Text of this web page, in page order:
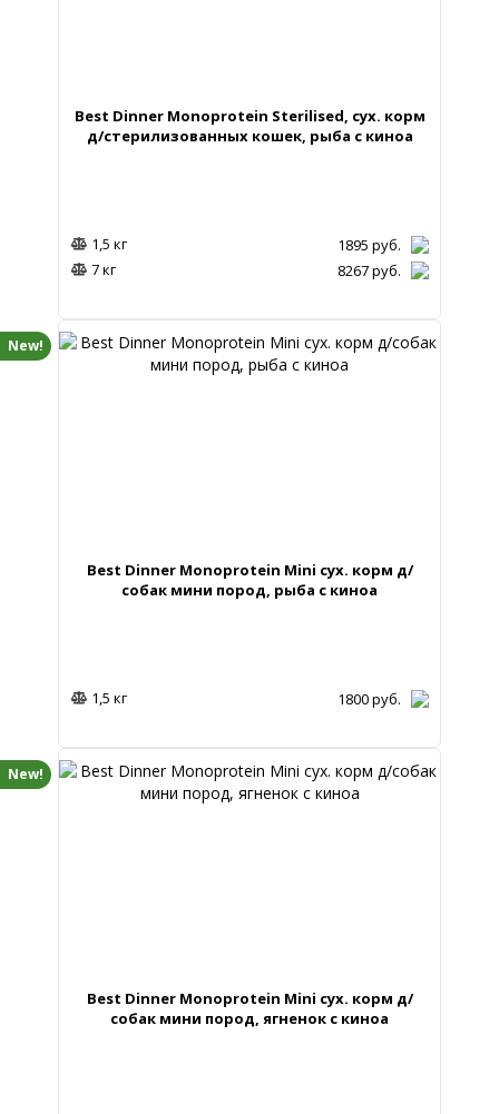
Best Dinner Monoprotein Sterilised, сух. корм
д/стерилизованных кошек, рыба с киноа
1,5 кг 1895 руб.
7 кг
8267руб.
New!
Best Dinner Monoprotein Mini сух. корм д/
собак мини пород, рыба с киноа
1,5 кг 1800руб.
New!
Best Dinner Monoprotein Mini сух. корм д/
собак мини пород, ягненок с киноа